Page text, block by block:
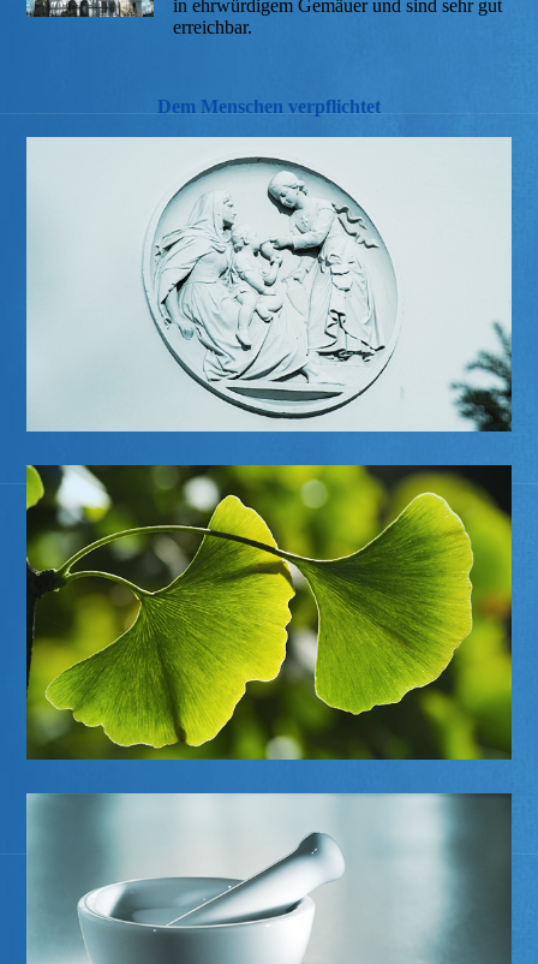
in ehrwürdigem Gemäuer und sind sehr gut
erreichbar.
Dem Menschen verpflichtet